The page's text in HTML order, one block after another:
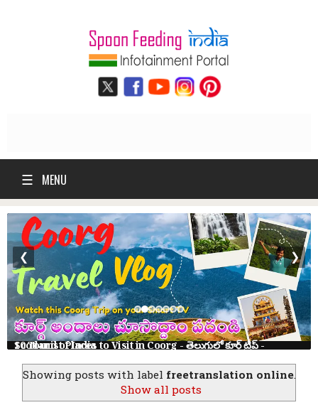
☰ MENU
10 Tourist Places to Visit in Coorg - తెలుగులో కూర్గ్ ట్రిప్ - Scotland of India
❮ ❯
Showing posts with label freetranslation online.
Show all posts